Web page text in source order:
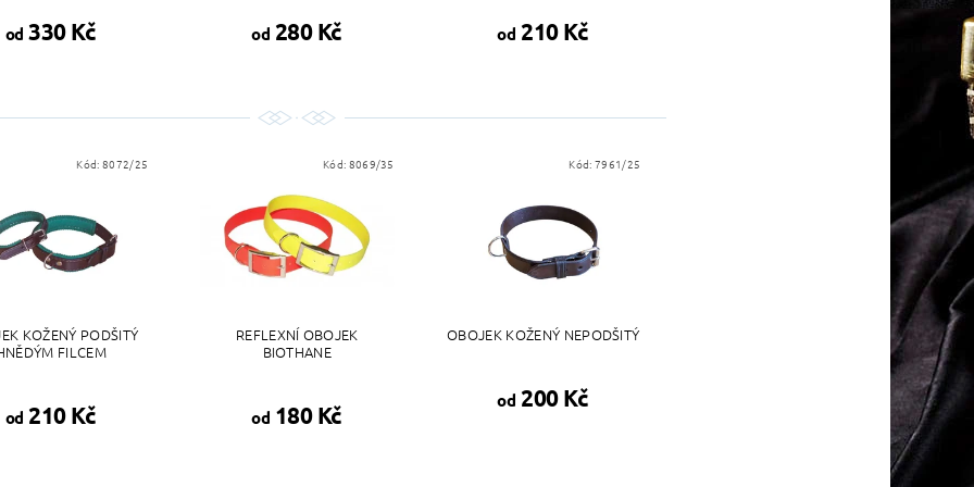
od 330 Kč od 280 Kč od 210 Kč
Kód:8072/25
KOŽENÝ PODŠITÝ
FILCEM
od 210 Kč
Kód: 8069/35
REFLEXNÍ OBOJEK
BIOTHANE
od 180 Kč
Kód: 7961/25
OBOJEK KOŽENÝ NEPODŠITÝ
od 200 Kč